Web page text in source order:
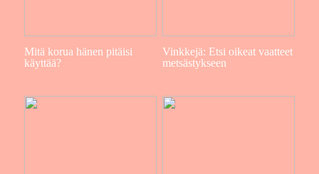
Mitä korua hänen pitäisi
käyttää?
Vinkkejä: Etsi oikeat vaatteet
metsästykseen